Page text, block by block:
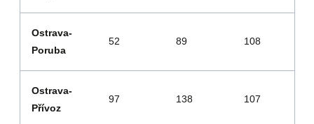
Ostrava-
Poruba
52 89 108
Ostrava-
Přívoz
97 138 107